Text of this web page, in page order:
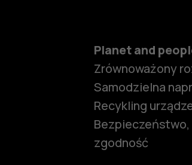
Planet and
Zrównoważony
Samodzielna
Recykling
zgodność